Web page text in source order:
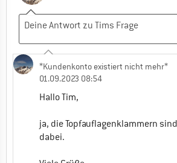
*Kundenkonto existiert nicht mehr*
01.09.2023 08:54
Hallo Tim,
ja, die Topfauflagenklammern
dabei.